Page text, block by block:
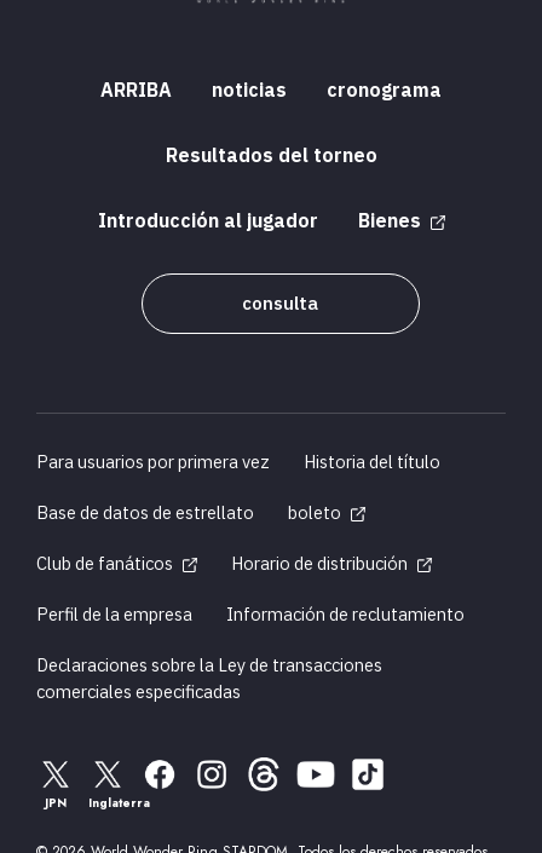
ARRIBA noticias cronograma
Resultados del torneo
Introducción al jugador Bienes
consulta
Para usuarios por primera vez
Historia del título
Base de datos de estrellato
boleto
Club de fanáticos
Horario de distribución
Perfil de la empresa
Información de reclutamiento
Declaraciones sobre la Ley de transacciones
comerciales especificadas
JPN Inglaterra